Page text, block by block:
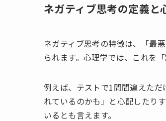
ネガティブ思考の定義と
ネガティブ思考の特徴は、「最
られます。心理学では、これを
例えば、テストで1問間違えた
れているのかも」と心配したり
いるとも言えます。